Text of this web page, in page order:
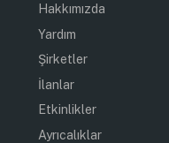
Hakkımızda
Yardım
Şirketler
İlanlar
Etkinlikler
Ayrıcalıklar